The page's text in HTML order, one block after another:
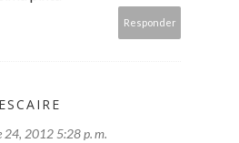
Responder
24, 2012 5:28 p. m.